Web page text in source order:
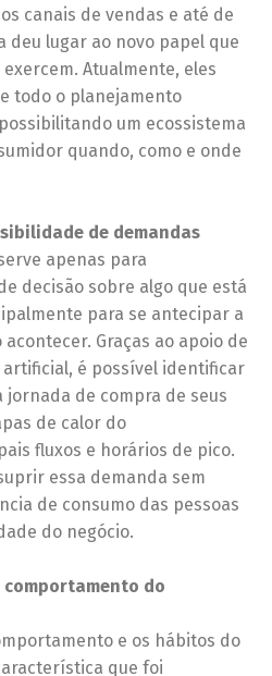
canais de vendas e até de
deu lugar ao novo papel que
Atualmente, eles
todo o planejamento
um ecossistema
quando, como e onde
de demandas
apenas para
decisão sobre algo que está
para se antecipar a
Graças ao apoio de
é possível identificar
de compra de seus
de calor do
fluxos e horários de pico.
essa demanda sem
de consumo das pessoas
do negócio.
comportamento do
e os hábitos do
que foi